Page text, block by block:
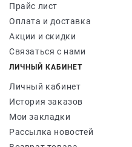
Прайс лист
Оплата и доставка
Акции и скидки
Связаться с нами
ЛИЧНЫЙ КАБИНЕТ
Личный кабинет
История заказов
Мои закладки
Рассылка новостей